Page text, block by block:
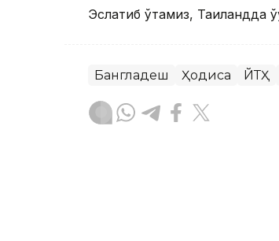
Эслатиб ўтамиз, Таиландда
Бангладеш Ҳодиса ЙТҲ